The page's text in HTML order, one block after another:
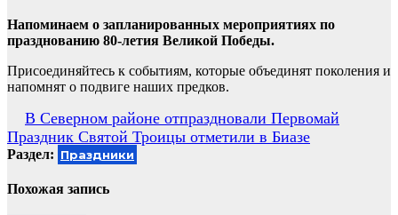
Напоминаем о запланированных мероприятиях по
празднованию 80-летия Великой Победы.
Присоединяйтесь к событиям, которые объединят поколения и
напомнят о подвиге наших предков.
Навигация
по
записям
В Северном районе отпраздновали Первомай
Праздник Святой Троицы отметили в Биазе
Раздел: Праздники
Похожая запись